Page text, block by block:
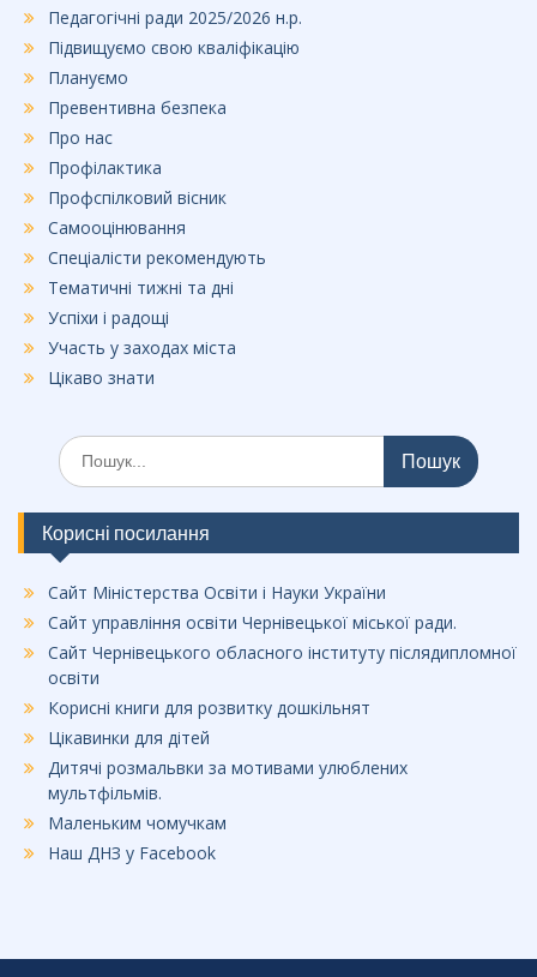
Педагогічні ради 2025/2026 н.р.
Підвищуємо свою кваліфікацію
Плануємо
Превентивна безпека
Про нас
Профілактика
Профспілковий вісник
Самооцінювання
Спеціалісти рекомендують
Тематичні тижні та дні
Успіхи і радощі
Участь у заходах міста
Цікаво знати
Шукати:
Корисні посилання
Сайт Міністерства Освіти і Науки України
Сайт управління освіти Чернівецької міської ради.
Сайт Чернівецького обласного інституту післядипломної
освіти
Корисні книги для розвитку дошкільнят
Цікавинки для дітей
Дитячі розмальвки за мотивами улюблених
мультфільмів.
Маленьким чомучкам
Наш ДНЗ у Facebook